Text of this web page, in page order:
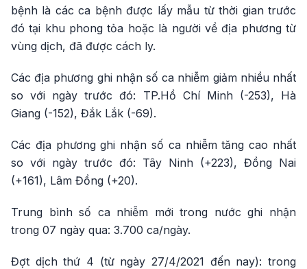
bệnh là các ca bệnh được lấy mẫu từ thời gian trước
đó tại khu phong tỏa hoặc là người về địa phương từ
vùng dịch, đã được cách ly.
Các địa phương ghi nhận số ca nhiễm giảm nhiều nhất
so với ngày trước đó: TP.Hồ Chí Minh (-253), Hà
Giang (-152), Đắk Lắk (-69).
Các địa phương ghi nhận số ca nhiễm tăng cao nhất
so với ngày trước đó: Tây Ninh (+223), Đồng Nai
(+161), Lâm Đồng (+20).
Trung bình số ca nhiễm mới trong nước ghi nhận
trong 07 ngày qua: 3.700 ca/ngày.
Đợt dịch thứ 4 (từ ngày 27/4/2021 đến nay): trong